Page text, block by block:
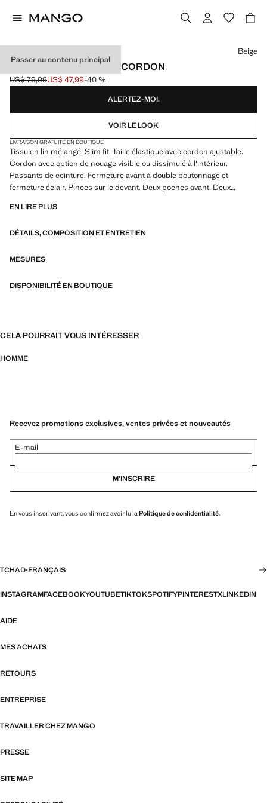
Passer au contenu principal
PANTALON SLIM FIT LIN CORDON
Prix initial barré [US$ 79,99 ]
US$ 79,99
Prix actuel [US$ 47,99 ]
US$ 47,99-40 %
Choisissez une couleur
Beige
ALERTEZ-MOI.
VOIR LE LOOK
LIVRAISON GRATUITE EN BOUTIQUE
Tissu en lin mélangé. Slim fit. Taille élastique avec cordon ajustable.
Cordon avec option de nouage visible ou dissimulé à l'intérieur.
Passants de ceinture. Fermeture avant à double boutonnage et
fermeture éclair. Pinces sur le devant. Deux poches avant. Deux
EN LIRE PLUS
DÉTAILS, COMPOSITION ET ENTRETIEN
MESURES
DISPONIBILITÉ EN BOUTIQUE
CELA POURRAIT VOUS INTÉRESSER
HOMME
Recevez promotions exclusives, ventes privées et nouveautés
E-mail
M’INSCRIRE
En vous inscrivant, vous confirmez avoir lu la Politique de confidentialité.
TCHAD·FRANÇAIS
INSTAGRAMFACEBOOKYOUTUBETIKTOKSPOTIFYPINTERESTXLINKEDIN
AIDE
MES ACHATS
RETOURS
ENTREPRISE
TRAVAILLER CHEZ MANGO
PRESSE
SITE MAP